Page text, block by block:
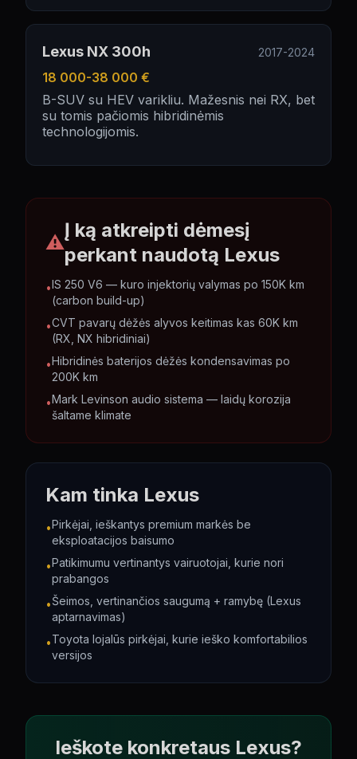
Lexus NX 300h 2017-2024
18 000-38 000 €
B-SUV su HEV varikliu. Mažesnis nei RX, bet
su tomis pačiomis hibridinėmis
technologijomis.
⚠
Į ką atkreipti dėmesį
perkant naudotą Lexus
•IS 250 V6 — kuro injektorių valymas po 150K km
(carbon build-up)
•CVT pavarų dėžės alyvos keitimas kas 60K km
(RX, NX hibridiniai)
•Hibridinės baterijos dėžės kondensavimas po
200K km
•Mark Levinson audio sistema — laidų korozija
šaltame klimate
Kam tinka Lexus
•Pirkėjai, ieškantys premium markės be
eksploatacijos baisumo
•Patikimumu vertinantys vairuotojai, kurie nori
prabangos
•Šeimos, vertinančios saugumą + ramybę (Lexus
aptarnavimas)
•Toyota lojalūs pirkėjai, kurie ieško komfortabilios
versijos
Ieškote konkretaus Lexus?